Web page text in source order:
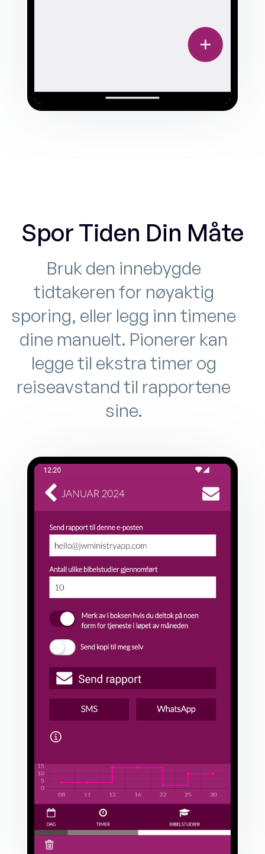
Spor Tiden Din Måte
Bruk den innebygde
tidtakeren for nøyaktig
sporing, eller legg inn timene
dine manuelt. Pionerer kan
legge til ekstra timer og
reiseavstand til rapportene
sine.